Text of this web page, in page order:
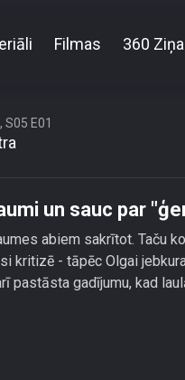
Filmas 360
E01
un sauc par
abiem sakrītot. Taču
kritizē - tāpēc Olgai
pastāsta gadījumu, kad